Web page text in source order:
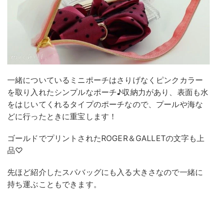
一緒についているミニポーチはさりげなくピンクカラー
を取り入れたシンプルなポーチ♪収納力があり、表面も水
をはじいてくれるタイプのポーチなので、プールや海な
どに行ったときに重宝します！
ゴールドでプリントされたROGER＆GALLETの文字も上
品♡
先ほど紹介したスパバッグにも入る大きさなので一緒に
持ち運ぶこともできます。